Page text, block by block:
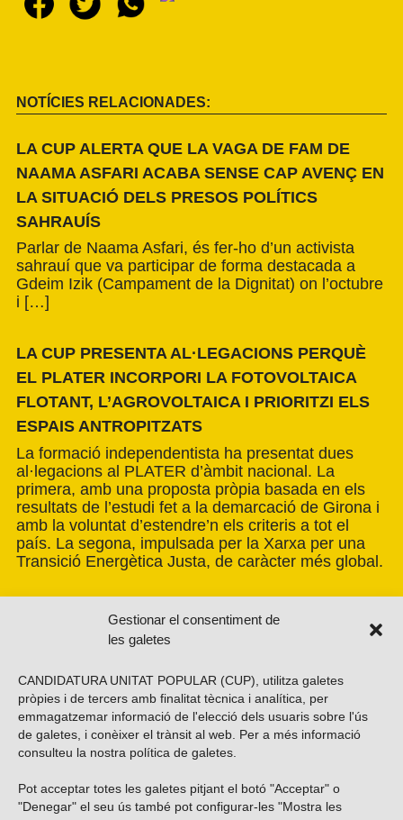
Gestionar el consentiment de
les galetes
CANDIDATURA UNITAT POPULAR (CUP), utilitza galetes
pròpies i de tercers amb finalitat tècnica i analítica, per
emmagatzemar informació de l'elecció dels usuaris sobre l'ús
de galetes, i conèixer el trànsit al web. Per a més informació
consulteu la nostra política de galetes
Pot acceptar totes les galetes pitjant el botó "Acceptar" o
"Denegar" el seu ús també pot configurar-les "Mostra les
NOTÍCIES RELACIONADES:
LA CUP ALERTA QUE LA VAGA DE FAM DE
NAAMA ASFARI ACABA SENSE CAP AVENÇ EN
LA SITUACIÓ DELS PRESOS POLÍTICS
SAHRAUÍS
Parlar de Naama Asfari, és fer-ho d’un activista
sahrauí que va participar de forma destacada a
Gdeim Izik (Campament de la Dignitat) on l’octubre
i […]
LA CUP PRESENTA AL·LEGACIONS PERQUÈ
EL PLATER INCORPORI LA FOTOVOLTAICA
FLOTANT, L’AGROVOLTAICA I PRIORITZI ELS
ESPAIS ANTROPITZATS
La formació independentista ha presentat dues
al·legacions al PLATER d’àmbit nacional. La
primera, amb una proposta pròpia basada en els
resultats de l’estudi fet a la demarcació de Girona i
amb la voluntat d’estendre’n els criteris a tot el
país. La segona, impulsada per la Xarxa per una
Transició Energètica Justa, de caràcter més global.
Vols subscriure’t al nostre butlletí?